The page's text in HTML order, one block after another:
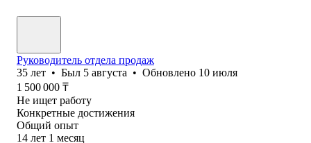
Руководитель отдела продаж
35 лет • Был 5 августа • Обновлено 10 июля
1 500 000 ₸
Не ищет работу
Конкретные достижения
Общий опыт
14 лет 1 месяц